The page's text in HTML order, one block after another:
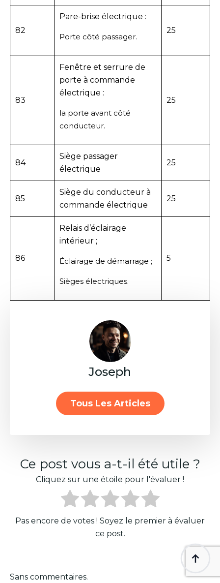
82
Pare-brise électrique :
Porte côté passager.
25
83
Fenêtre et serrure de
porte à commande
électrique :
la porte avant côté
conducteur.
25
84
Siège passager
électrique
25
85
Siège du conducteur à
commande électrique
25
86
Relais d’éclairage
intérieur ;
Éclairage de démarrage ;
Sièges électriques.
5
Joseph
Tous Les Articles
Ce post vous a-t-il été utile ?
Cliquez sur une étoile pour l'évaluer !
Pas encore de votes ! Soyez le premier à évaluer
ce post.
Sans commentaires.